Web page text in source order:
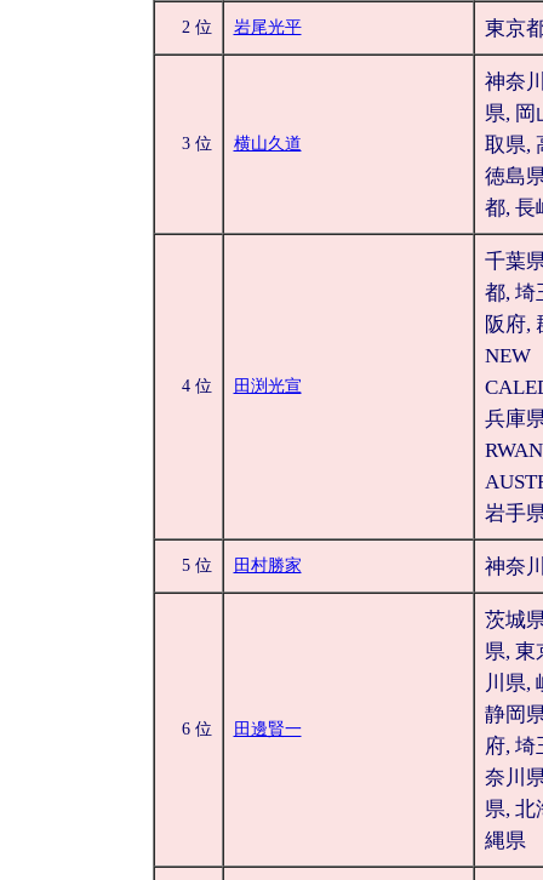
2 位 岩尾光平 東京
3 位 横山久道
神奈
県, 岡
取県,
徳島
都, 長
4 位 田渕光宣
千葉
都, 埼
阪府,
NEW
兵庫
岩手
5 位 田村勝家 神奈
6 位 田邊賢一
茨城
県, 東
川県,
静岡
府, 埼
奈川
県, 北
縄県